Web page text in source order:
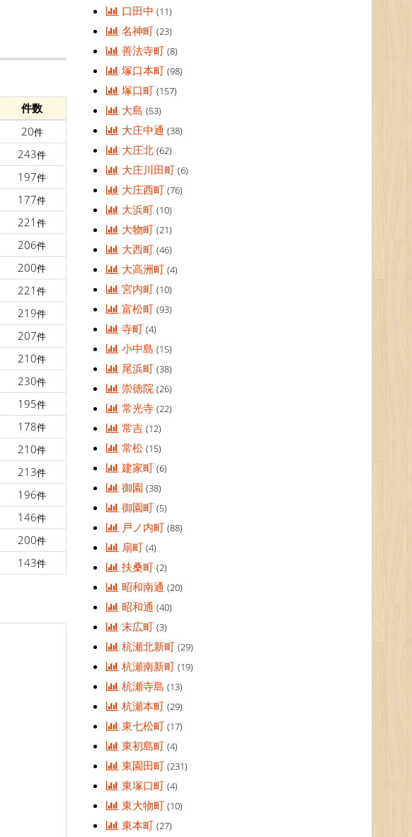
件数
20件
243件
197件
177件
221 件
206件
200件
221 件
219件
207件
210件
230件
195件
178件
210件
213件
196件
146件
200件
143件
口田中(11)
名神町(23)
善法寺町(8)
塚口本町(98)
塚口町(157)
大島(53)
大庄中通(38)
大庄北(62)
大庄川田町(6)
大庄西町(76)
大浜町(10)
大物町(21)
大西町(46)
大高洲町(4)
宮内町(10)
富松町(93)
寺町(4)
小中島(15)
尾浜町(38)
崇徳院(26)
常光寺(22)
常吉(12)
常松(15)
建家町(6)
御園(38)
御園町(5)
戸ノ内町(88)
扇町(4)
扶桑町(2)
昭和南通(20)
昭和通(40)
末広町(3)
杭瀬北新町(29)
杭瀬南新町(19)
杭瀬寺島(13)
杭瀬本町(29)
東七松町(17)
東初島町(4)
東園田町(231)
東塚口町(4)
東大物町(10)
東本町(27)